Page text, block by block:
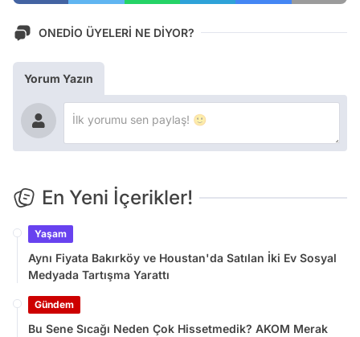
ONEDİO ÜYELERİ NE DİYOR?
Yorum Yazın
En Yeni İçerikler!
Yaşam
Aynı Fiyata Bakırköy ve Houstan'da Satılan İki Ev Sosyal
Medyada Tartışma Yarattı
Gündem
Bu Sene Sıcağı Neden Çok Hissetmedik? AKOM Merak